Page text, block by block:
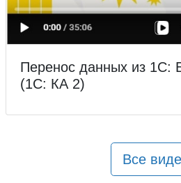
Перенос данных из
(1С: КА 2)
Все